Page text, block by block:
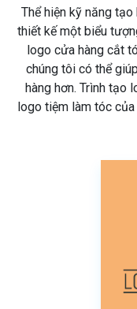
Thể hiện kỹ năng
thiết kế một biểu
logo cửa hàng cắt
chúng tôi có thể
hàng hơn. Trình tạo
logo tiệm làm tóc